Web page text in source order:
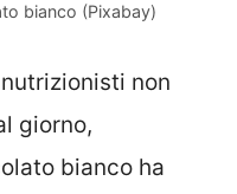
bianco (Pixabay)
non
giorno,
bianco ha